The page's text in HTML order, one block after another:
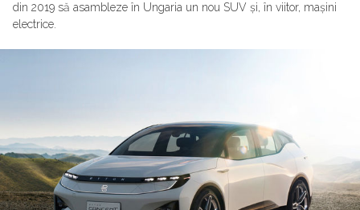
din 2019 să asambleze în Ungaria un nou SUV și, în viitor, mașini
electrice.